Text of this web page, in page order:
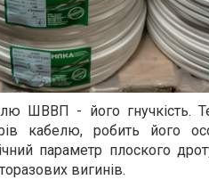
ШВВП - його гнучкість.
кабелю, робить його
параметр плоского
вигинів.